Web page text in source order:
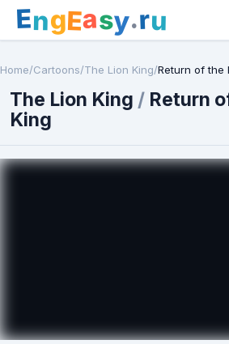
EngEasy.ru
Home/Cartoons/The Lion King/Return of the
The Lion King / Return
King